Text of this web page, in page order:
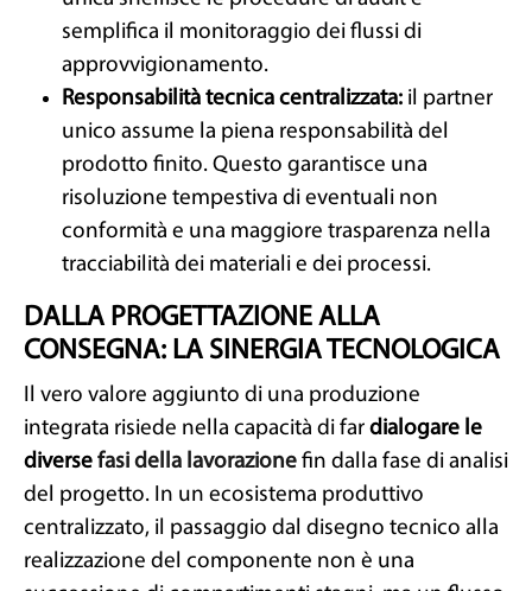
semplifica il monitoraggio dei flussi di
approvvigionamento.
Responsabilità tecnica centralizzata: il partner
unico assume la piena responsabilità del
prodotto finito. Questo garantisce una
risoluzione tempestiva di eventuali non
conformità e una maggiore trasparenza nella
tracciabilità dei materiali e dei processi.
DALLA PROGETTAZIONE ALLA
CONSEGNA: LA SINERGIA TECNOLOGICA
Il vero valore aggiunto di una produzione
integrata risiede nella capacità di far dialogare le
diverse fasi della lavorazione fin dalla fase di analisi
del progetto. In un ecosistema produttivo
centralizzato, il passaggio dal disegno tecnico alla
realizzazione del componente non è una